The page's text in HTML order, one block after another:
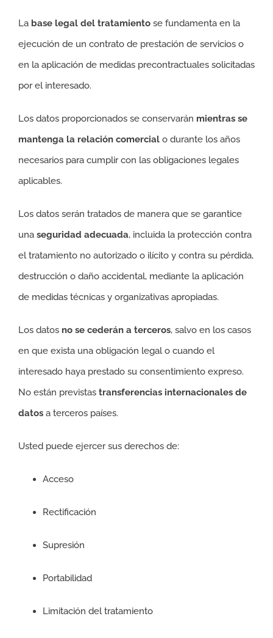
La base legal del tratamiento se fundamenta en la
ejecución de un contrato de prestación de servicios o
en la aplicación de medidas precontractuales solicitadas
por el interesado.
Los datos proporcionados se conservarán mientras se
mantenga la relación comercial o durante los años
necesarios para cumplir con las obligaciones legales
aplicables.
Los datos serán tratados de manera que se garantice
una seguridad adecuada, incluida la protección contra
el tratamiento no autorizado o ilícito y contra su pérdida,
destrucción o daño accidental, mediante la aplicación
de medidas técnicas y organizativas apropiadas.
Los datos no se cederán a terceros, salvo en los casos
en que exista una obligación legal o cuando el
interesado haya prestado su consentimiento expreso.
No están previstas transferencias internacionales de
datos a terceros países.
Usted puede ejercer sus derechos de:
Acceso
Rectificación
Supresión
Portabilidad
Limitación del tratamiento